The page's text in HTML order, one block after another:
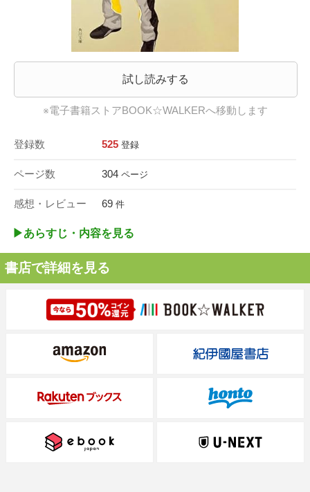
試し読みする
※電子書籍ストアBOOK☆WALKERへ移動します
登録数 525 登録
ページ数 304 ページ
感想・レビュー 69 件
▶︎あらすじ・内容を見る
書店で詳細を見る